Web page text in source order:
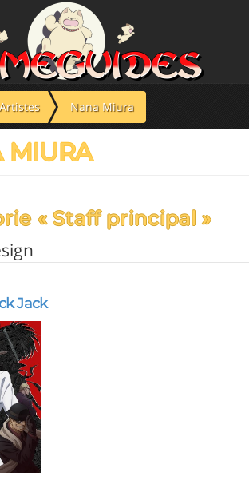
Artistes Nana Miura
MIURA
« Staff principal »
Jack